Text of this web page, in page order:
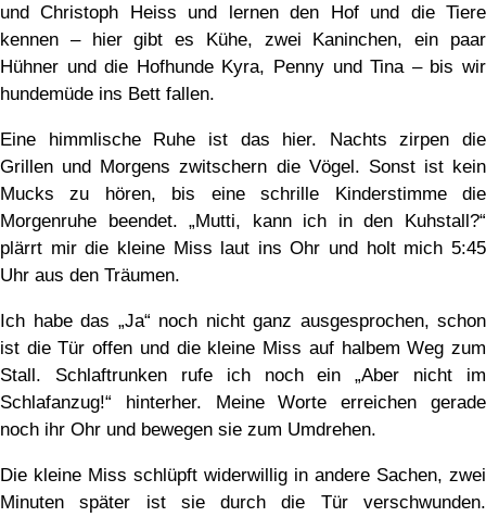
und Christoph Heiss und lernen den Hof und die Tiere
kennen – hier gibt es Kühe, zwei Kaninchen, ein paar
Hühner und die Hofhunde Kyra, Penny und Tina – bis wir
hundemüde ins Bett fallen.
Eine himmlische Ruhe ist das hier. Nachts zirpen die
Grillen und Morgens zwitschern die Vögel. Sonst ist kein
Mucks zu hören, bis eine schrille Kinderstimme die
Morgenruhe beendet. „Mutti, kann ich in den Kuhstall?“
plärrt mir die kleine Miss laut ins Ohr und holt mich 5:45
Uhr aus den Träumen.
Ich habe das „Ja“ noch nicht ganz ausgesprochen, schon
ist die Tür offen und die kleine Miss auf halbem Weg zum
Stall. Schlaftrunken rufe ich noch ein „Aber nicht im
Schlafanzug!“ hinterher. Meine Worte erreichen gerade
noch ihr Ohr und bewegen sie zum Umdrehen.
Die kleine Miss schlüpft widerwillig in andere Sachen, zwei
Minuten später ist sie durch die Tür verschwunden.